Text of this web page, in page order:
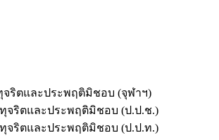
จริตและประพฤติมิชอบ (จุฬาฯ)
ทุจริตและประพฤติมิชอบ (ป.ป.ช.)
ทุจริตและประพฤติมิชอบ (ป.ป.ท.)